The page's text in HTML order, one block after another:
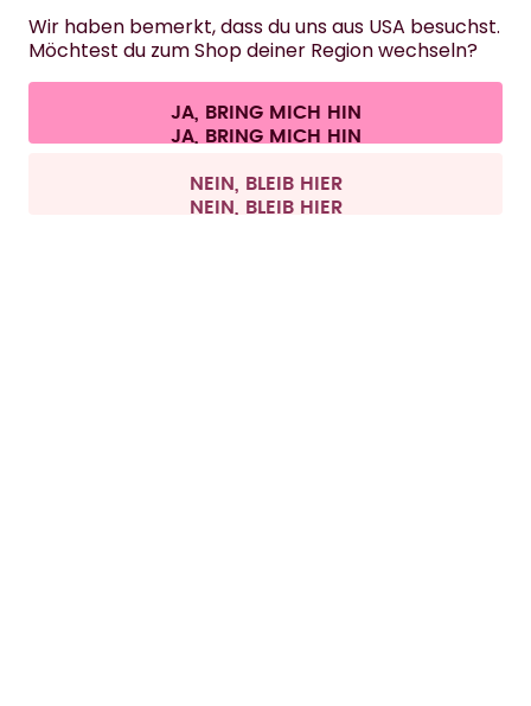
KONTAKT
Cookie-Einstellungen AGB Datenschutz
Alle Preise sind inklusive Mehrwertsteuer und zzgl. Versandkosten.
Wir haben bemerkt, dass du uns aus USA besuchst.
Möchtest du zum Shop deiner Region wechseln?
JA, BRING MICH HIN
NEIN, BLEIB HIER